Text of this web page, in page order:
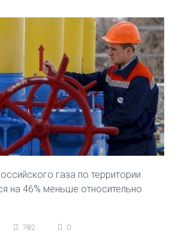
газа по территории
на 46% меньше относительно
782 0